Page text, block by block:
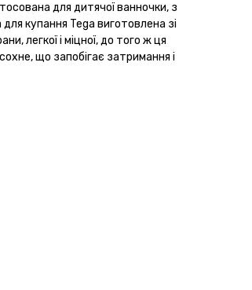
для дитячої ванночки, з
купання Tega виготовлена зі
легкої і міцної, до того ж ця
що запобігає затримання і